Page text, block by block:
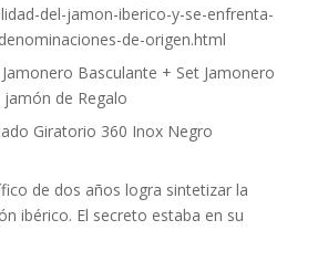
del-jamon-iberico-y-se-enfrenta-
de-origen.html
Basculante + Set Jamonero
jamón de Regalo
Giratorio 360 Inox Negro
de dos años logra sintetizar la
ibérico. El secreto estaba en su